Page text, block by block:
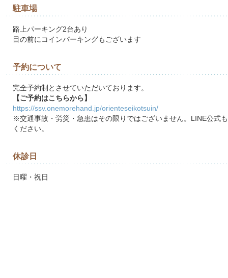
駐車場
路上パーキング2台あり
目の前にコインパーキングもございます
予約について
完全予約制とさせていただいております。
【ご予約はこちらから】
https://ssv.onemorehand.jp/orienteseikotsuin/
※交通事故・労災・急患はその限りではございません。LINE公式
ください。
休診日
日曜・祝日